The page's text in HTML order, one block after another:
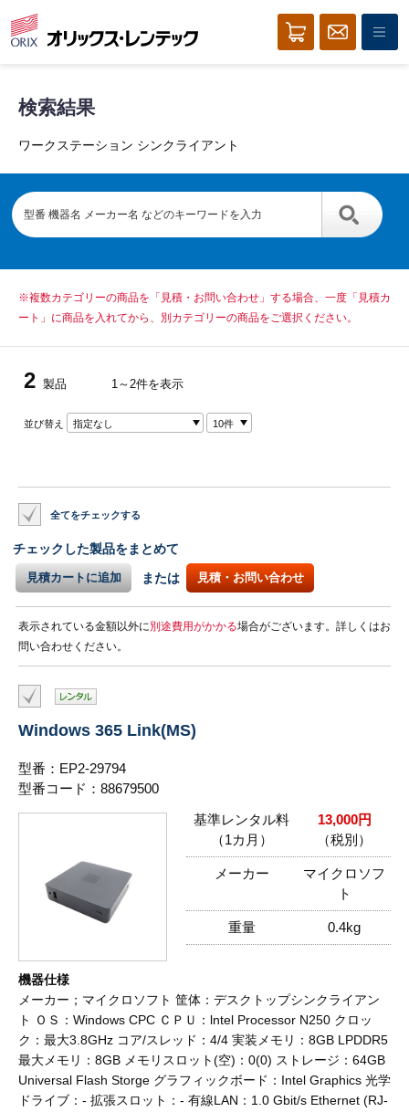
検索結果
ワークステーション シンクライアント
※複数カテゴリーの商品を「見積・お問い合わせ」する場合、一度「見積カ
ート」に商品を入れてから、別カテゴリーの商品をご選択ください。
2 製品 1～2件を表示
並び替え 指定なし 10件
全てをチェックする
チェックした製品をまとめて
見積カートに追加 または 見積・お問い合わせ
表示されている金額以外に別途費用がかかる場合がございます。詳しくはお
問い合わせください。
Windows 365 Link(MS)
型番：EP2-29794
型番コード：88679500
基準レンタル料
（1カ月）
13,000円
（税別）
メーカー
マイクロソフ
ト
重量 0.4kg
機器仕様
メーカー；マイクロソフト 筐体：デスクトップシンクライアン
ト ＯＳ：Windows CPC ＣＰＵ：lntel Processor N250 クロッ
ク：最大3.8GHz コア/スレッド：4/4 実装メモリ：8GB LPDDR5
最大メモリ：8GB メモリスロット(空)：0(0) ストレージ：64GB
Universal Flash Storge グラフィックボード：Intel Graphics 光学
ドライブ：- 拡張スロット：- 有線LAN：1.0 Gbit/s Ethernet (RJ-